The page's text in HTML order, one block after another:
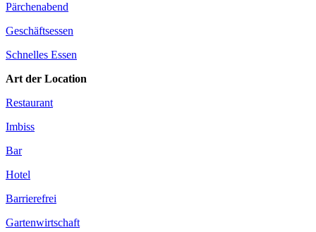
Pärchenabend
Geschäftsessen
Schnelles Essen
Art der Location
Restaurant
Imbiss
Bar
Hotel
Barrierefrei
Gartenwirtschaft